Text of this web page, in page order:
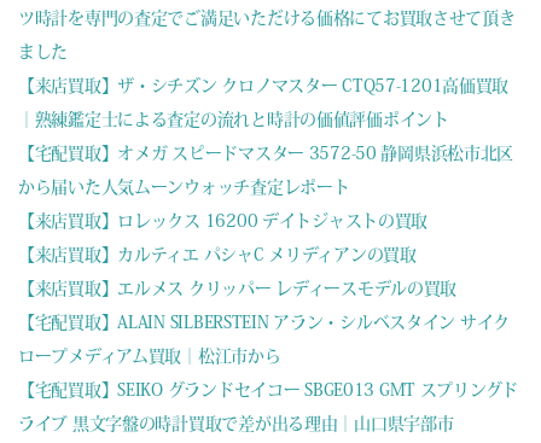
ツ時計を専門の査定でご満足いただける価格にてお買取させて頂き
ました
【来店買取】ザ・シチズン クロノマスター CTQ57-1201高価買取
｜熟練鑑定士による査定の流れと時計の価値評価ポイント
【宅配買取】オメガ スピードマスター 3572-50 静岡県浜松市北区
から届いた人気ムーンウォッチ査定レポート
【来店買取】ロレックス 16200 デイトジャストの買取
【来店買取】カルティエ パシャC メリディアンの買取
【来店買取】エルメス クリッパー レディースモデルの買取
【宅配買取】ALAIN SILBERSTEIN アラン・シルベスタイン サイク
ロープメディアム買取｜松江市から
【宅配買取】SEIKO グランドセイコー SBGE013 GMT スプリングド
ライブ 黒文字盤の時計買取で差が出る理由｜山口県宇部市